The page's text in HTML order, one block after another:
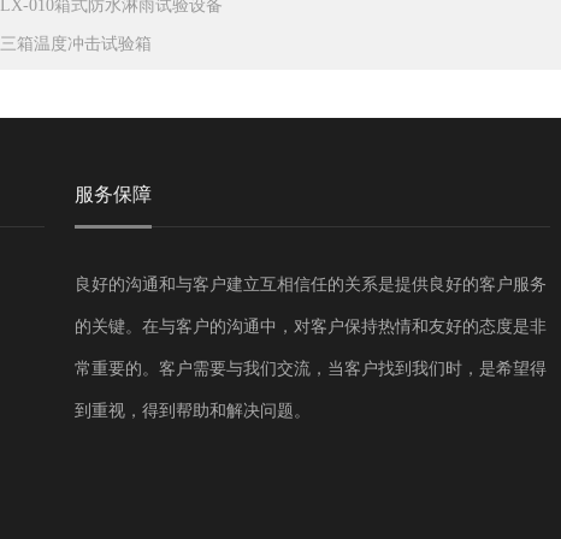
LX-010箱式防水淋雨试验设备
三箱温度冲击试验箱
服务保障
良好的沟通和与客户建立互相信任的关系是提供良好的客户服务
的关键。在与客户的沟通中，对客户保持热情和友好的态度是非
常重要的。客户需要与我们交流，当客户找到我们时，是希望得
到重视，得到帮助和解决问题。